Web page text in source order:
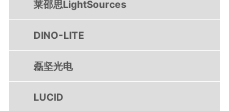
莱邵思LightSources
DINO-LITE
磊坚光电
LUCID